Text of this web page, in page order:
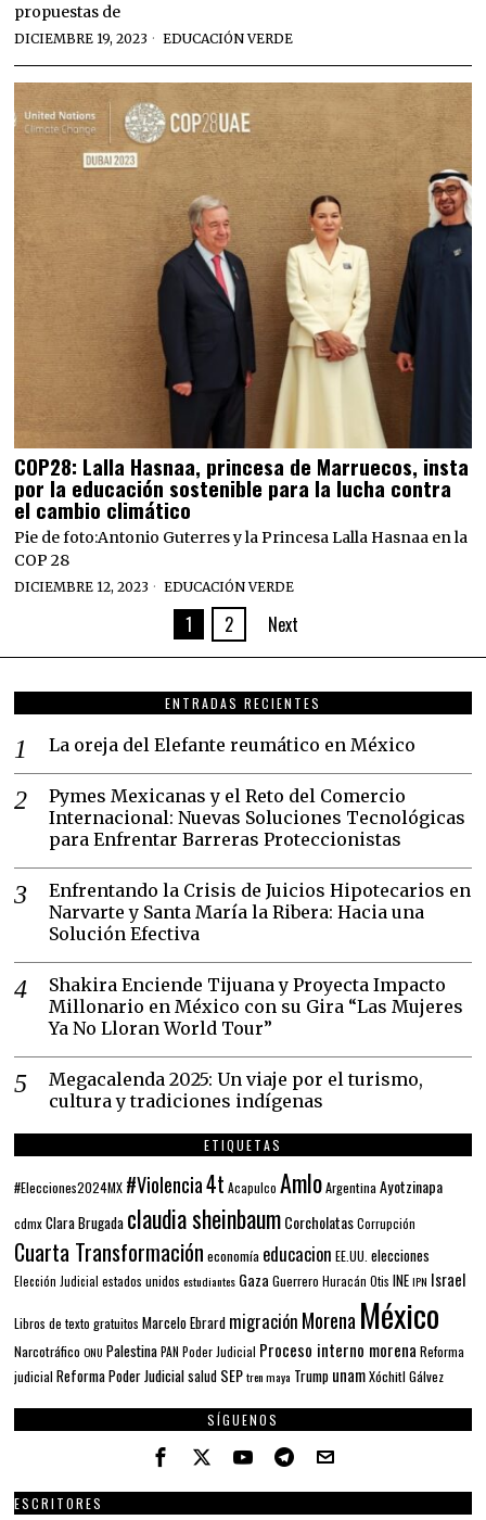
propuestas de
DICIEMBRE 19, 2023 EDUCACIÓN VERDE
COP28: Lalla Hasnaa, princesa de Marruecos, insta
por la educación sostenible para la lucha contra
el cambio climático
Pie de foto:Antonio Guterres y la Princesa Lalla Hasnaa en la
COP 28
DICIEMBRE 12, 2023 EDUCACIÓN VERDE
1 2 Next
ENTRADAS RECIENTES
La oreja del Elefante reumático en México
Pymes Mexicanas y el Reto del Comercio
Internacional: Nuevas Soluciones Tecnológicas
para Enfrentar Barreras Proteccionistas
Enfrentando la Crisis de Juicios Hipotecarios en
Narvarte y Santa María la Ribera: Hacia una
Solución Efectiva
Shakira Enciende Tijuana y Proyecta Impacto
Millonario en México con su Gira “Las Mujeres
Ya No Lloran World Tour”
Megacalenda 2025: Un viaje por el turismo,
cultura y tradiciones indígenas
ETIQUETAS
#Elecciones2024MX #Violencia4t Acapulco AmloArgentina Ayotzinapa
cdmx Clara Brugada claudia sheinbaumCorcholatas Corrupción
Cuarta Transformación economía educacion EE.UU. elecciones
Elección Judicial estados unidos estudiantes Gaza Guerrero Huracán Otis INE IPN Israel
Libros de texto gratuitos Marcelo Ebrard migración Morena México
Narcotráfico ONU Palestina PAN Poder Judicial Proceso interno morena Reforma
judicial Reforma Poder Judicialsalud SEP tren maya Trump unamXóchitl Gálvez
SÍGUENOS
ESCRITORES